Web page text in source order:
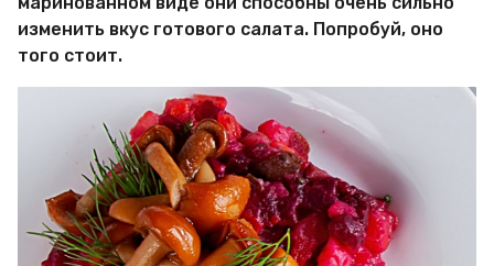
изменить вкус готового салата. Попробуй, оно
того стоит.